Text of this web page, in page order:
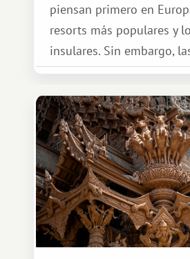
piensan primero en
resorts más populares y
insulares. Sin embargo,
oportunidades que
de intercambio son
amplias. Entre ellas se
África, un continente que
experiencia de viaje
diferente.